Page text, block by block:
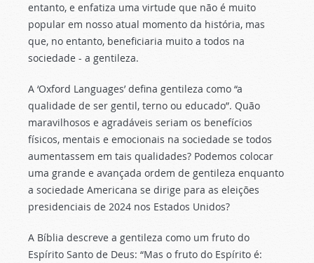
entanto, e enfatiza uma virtude que não é muito
popular em nosso atual momento da história, mas
que, no entanto, beneficiaria muito a todos na
sociedade - a gentileza.
A ‘Oxford Languages’ defina gentileza como “a
qualidade de ser gentil, terno ou educado”. Quão
maravilhosos e agradáveis seriam os benefícios
físicos, mentais e emocionais na sociedade se todos
aumentassem em tais qualidades? Podemos colocar
uma grande e avançada ordem de gentileza enquanto
a sociedade Americana se dirige para as eleições
presidenciais de 2024 nos Estados Unidos?
A Bíblia descreve a gentileza como um fruto do
Espírito Santo de Deus: “Mas o fruto do Espírito é: